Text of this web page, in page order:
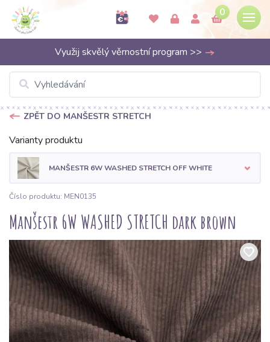
0
Využij skvělý věrnostní program >>
ZPĚT DO MANŠESTR STRETCH
Varianty produktu
MANŠESTR 6W WASHED STRETCH OFF WHITE
Číslo produktu: MEN0135
Manšestr 6W WASHED STRETCH dark brown